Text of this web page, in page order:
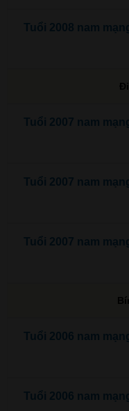
Tuổi 2008 nam
Tuổi 2007 nam
Tuổi 2007 nam
Tuổi 2007 nam
Tuổi 2006 nam
Tuổi 2006 nam